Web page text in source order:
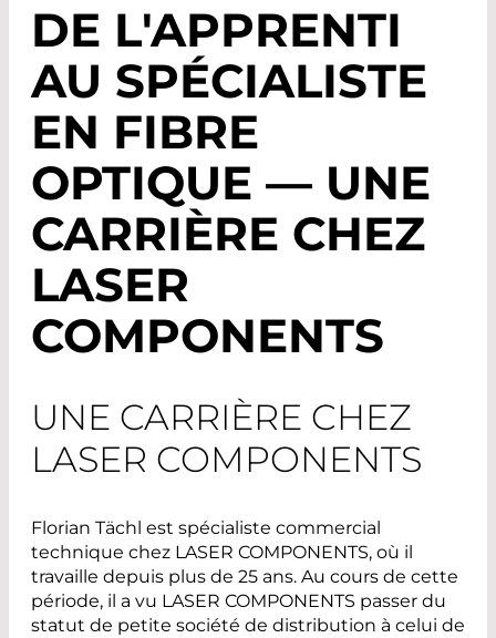
DE L'APPRENTI
AU SPÉCIALISTE
EN FIBRE
OPTIQUE — UNE
CARRIÈRE CHEZ
LASER
COMPONENTS
UNE CARRIÈRE CHEZ
LASER COMPONENTS
Florian Tächl est spécialiste commercial
technique chez LASER COMPONENTS, où il
travaille depuis plus de 25 ans. Au cours de cette
période, il a vu LASER COMPONENTS passer du
statut de petite société de distribution à celui de